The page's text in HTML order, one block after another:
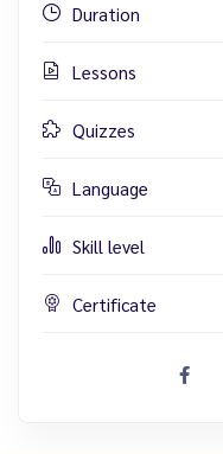
Duration
Lessons
Quizzes
Language
Skill level
Certificate